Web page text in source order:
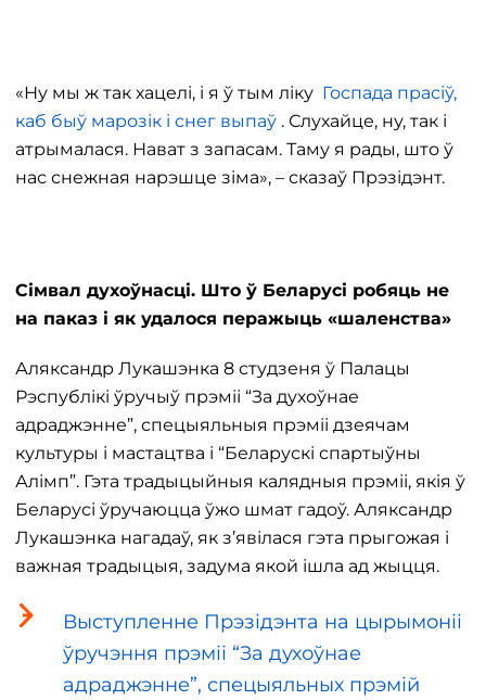
«Ну мы ж так хацелі, і я ў тым ліку Госпада прасіў,
каб быў марозік і снег выпаў . Слухайце, ну, так і
атрымалася. Нават з запасам. Таму я рады, што ў
нас снежная нарэшце зіма», – сказаў Прэзідэнт.
Сімвал духоўнасці. Што ў Беларусі робяць не
на паказ і як удалося перажыць «шаленства»
Аляксандр Лукашэнка 8 студзеня ў Палацы
Рэспублікі ўручыў прэміі “За духоўнае
адраджэнне”, спецыяльныя прэміі дзеячам
культуры і мастацтва і “Беларускі спартыўны
Алімп”. Гэта традыцыйныя калядныя прэміі, якія ў
Беларусі ўручаюцца ўжо шмат гадоў. Аляксандр
Лукашэнка нагадаў, як з’явілася гэта прыгожая і
важная традыцыя, задума якой ішла ад жыцця.
Выступленне Прэзідэнта на цырымоніі
ўручэння прэміі “За духоўнае
адраджэнне”, спецыяльных прэмій